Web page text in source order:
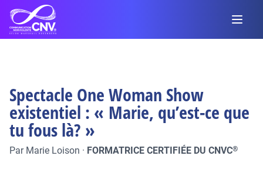
Spectacle One Woman Show
existentiel : « Marie, qu’est-ce que
tu fous là? »
Par Marie Loison · FORMATRICE CERTIFIÉE DU CNVC®